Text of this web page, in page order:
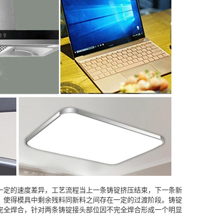
的速度差异，工艺流程当上一条铸锭挤压结束，下一条新
得模具中剩余残料同新料之间存在一定的过渡阶段。铸锭
焊合，针对两条铸锭接头部位因不完全焊合形成一个明显